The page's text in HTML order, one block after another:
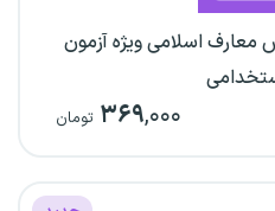
اسلامی ویژه آزمون
۳۶۹,۰۰۰ تومان